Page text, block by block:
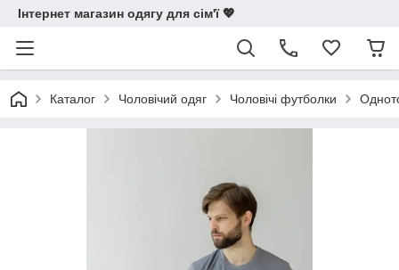
Інтернет магазин одягу для сім'ї 💖
Каталог Чоловічий одяг Чоловічі футболки